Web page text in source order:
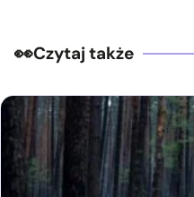
Czytaj także